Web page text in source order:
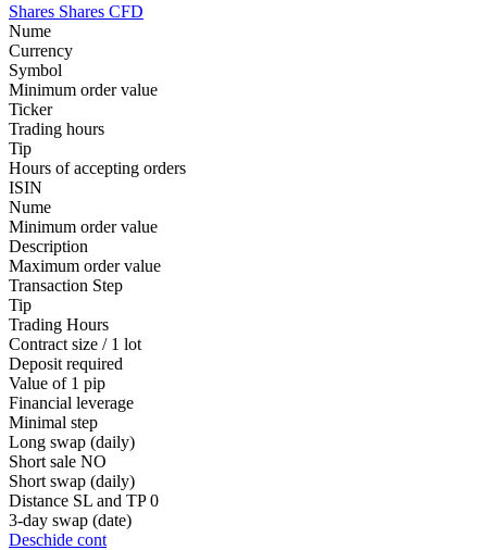
Shares Shares CFD
Nume
Currency
Symbol
Minimum order value
Ticker
Trading hours
Tip
Hours of accepting orders
ISIN
Nume
Minimum order value
Description
Maximum order value
Transaction Step
Tip
Trading Hours
Contract size / 1 lot
Deposit required
Value of 1 pip
Financial leverage
Minimal step
Long swap (daily)
Short sale NO
Short swap (daily)
Distance SL and TP 0
3-day swap (date)
Deschide cont